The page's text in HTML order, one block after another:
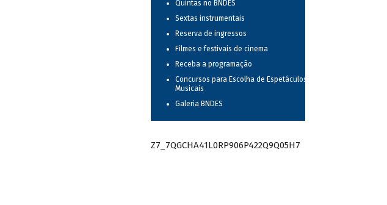
Quintas no BNDES
Sextas instrumentais
Reserva de ingressos
Filmes e festivais de cinema
Receba a programação
Concursos para Escolha de Espetáculos
Musicais
Galeria BNDES
Z7_7QGCHA41L0RP906P422Q9Q05H7